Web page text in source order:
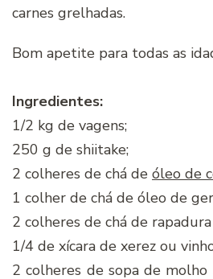
carnes grelhadas.
Bom apetite para todas as
Ingredientes:
1/2 kg de vagens;
250 g de shiitake;
2 colheres de chá de óleo de
1 colher de chá de óleo de
2 colheres de chá de
1/4 de xí­cara de xerez ou
2 colheres de sopa de